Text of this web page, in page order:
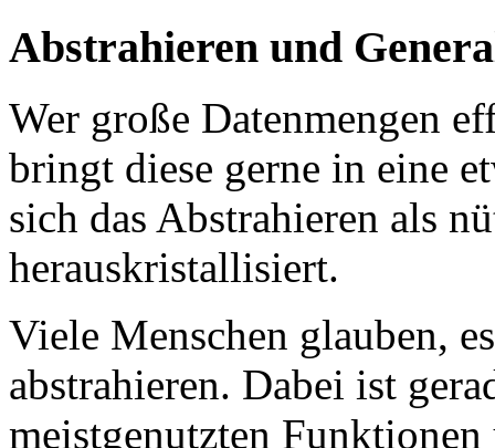
Abstrahieren und
Wer große Datenmengen
bringt diese gerne in eine
sich das Abstrahieren als
herauskristallisiert.
Viele Menschen glauben,
abstrahieren. Dabei ist
meistgenutzten